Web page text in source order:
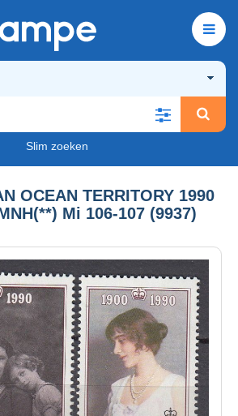
Slim zoeken
OCEAN TERRITORY 1990
Mi 106-107 (9937)